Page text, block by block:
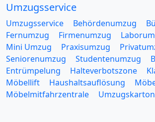
Umzugsservice
Umzugsservice Behördenumzug
Fernumzug
Firmenumzug
Mini Umzug
Praxisumzug
Seniorenumzug
Studentenumzug
Entrümpelung
Halteverbotszone
Möbellift
Haushaltsauflösung
Möbelmitfahrzentrale